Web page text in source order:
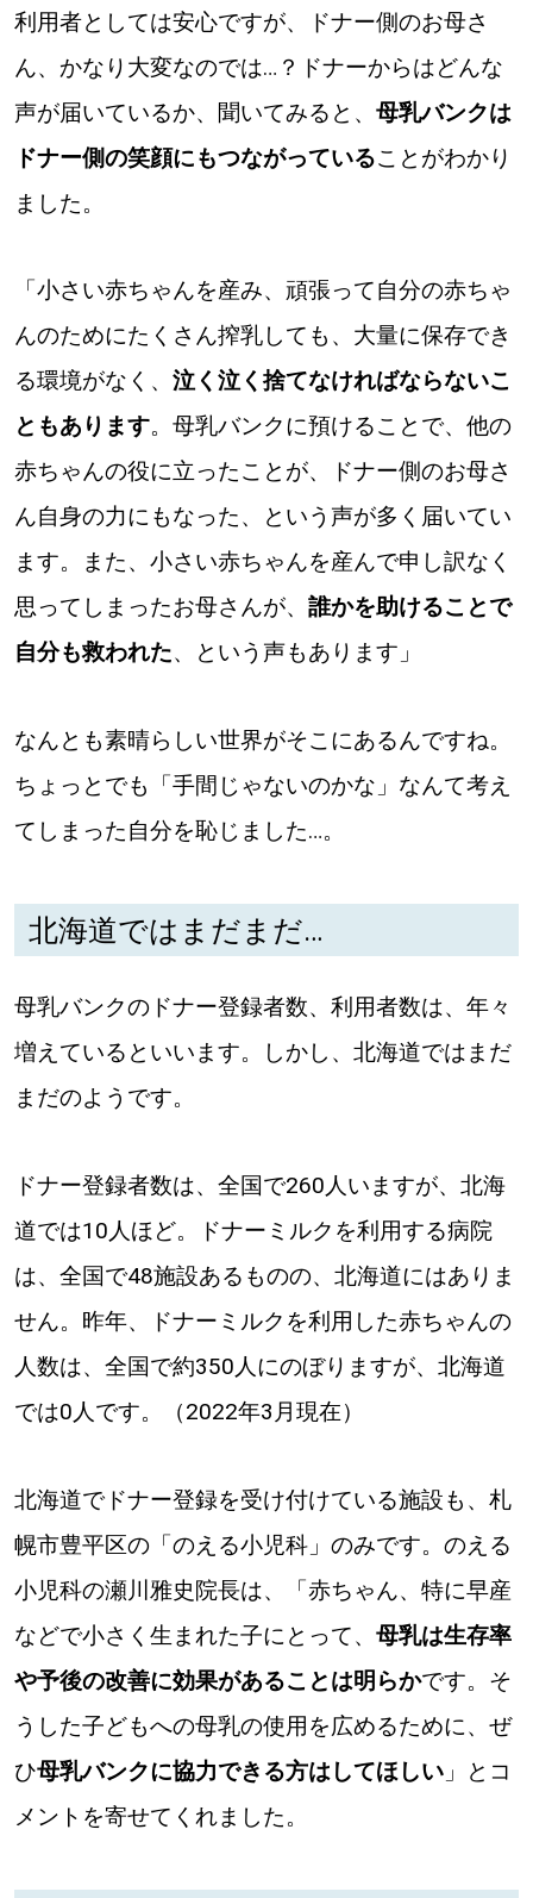
利用者としては安心ですが、ドナー側のお母さ
ん、かなり大変なのでは…？ドナーからはどんな
声が届いているか、聞いてみると、 母乳バンクは
ドナー側の笑顔にもつながっていることがわかり
ました。
「小さい赤ちゃんを産み、頑張って自分の赤ちゃ
んのためにたくさん搾乳しても、大量に保存でき
る環境がなく、 泣く泣く捨てなければならないこ
ともあります。母乳バンクに預けることで、他の
赤ちゃんの役に立ったことが、ドナー側のお母さ
ん自身の力にもなった、という声が多く届いてい
ます。また、小さい赤ちゃんを産んで申し訳なく
思ってしまったお母さんが、 誰かを助けることで
自分も救われた、という声もあります」
なんとも素晴らしい世界がそこにあるんですね。
ちょっとでも「手間じゃないのかな」なんて考え
てしまった自分を恥じました…。
北海道ではまだまだ…
母乳バンクのドナー登録者数、利用者数は、年々
増えているといいます。しかし、北海道ではまだ
まだのようです。
ドナー登録者数は、全国で260人いますが、北海
道では10人ほど。ドナーミルクを利用する病院
は、全国で48施設あるものの、北海道にはありま
せん。昨年、ドナーミルクを利用した赤ちゃんの
人数は、全国で約350人にのぼりますが、北海道
では0人です。（2022年3月現在）
北海道でドナー登録を受け付けている施設も、札
幌市豊平区の「のえる小児科」のみです。のえる
小児科の瀬川雅史院長は、「赤ちゃん、特に早産
などで小さく生まれた子にとって、 母乳は生存率
や予後の改善に効果があることは明らかです。そ
うした子どもへの母乳の使用を広めるために、ぜ
ひ母乳バンクに協力できる方はしてほしい」とコ
メントを寄せてくれました。